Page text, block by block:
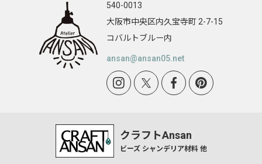
オワン型 2001
トキワ型
花ぶち型 9906
540-0013
大阪市中央区内久宝寺町 2-7-15
コバルトブルー内
ansan@ansan05.net
クラフトAnsan
ビーズ シャンデリア材料 他